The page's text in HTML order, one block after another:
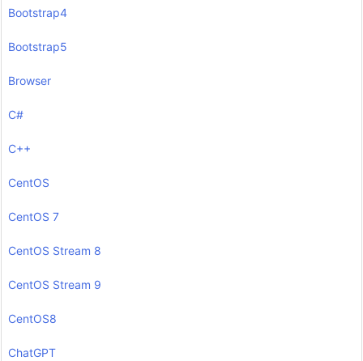
Bootstrap4
Bootstrap5
Browser
C#
C++
CentOS
CentOS 7
CentOS Stream 8
CentOS Stream 9
CentOS8
ChatGPT